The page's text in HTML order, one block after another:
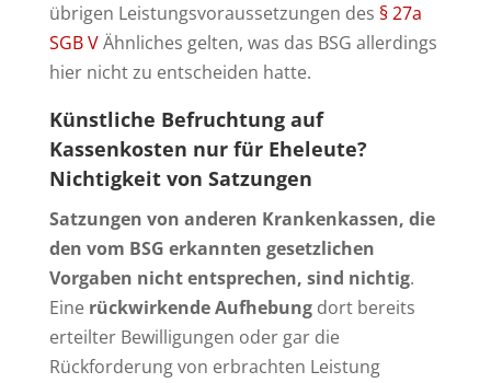
übrigen Leistungsvoraussetzungen des § 27a
SGB VÄhnliches gelten, was das BSG allerdings
hier nicht zu entscheiden hatte.
Künstliche Befruchtung auf
Kassenkosten nur für Eheleute?
Nichtigkeit von Satzungen
Satzungen von anderen Krankenkassen, die
den vom BSG erkannten gesetzlichen
Vorgaben nicht entsprechen, sind nichtig.
Eine rückwirkende Aufhebungdort bereits
erteilter Bewilligungen oder gar die
Rückforderung von erbrachten Leistung